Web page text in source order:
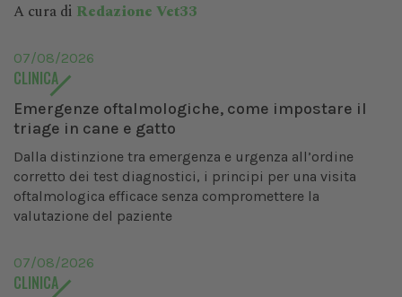
A cura di Redazione Vet33
07/08/2026
CLINICA
Emergenze oftalmologiche, come impostare il
triage in cane e gatto
Dalla distinzione tra emergenza e urgenza all’ordine
corretto dei test diagnostici, i principi per una visita
oftalmologica efficace senza compromettere la
valutazione del paziente
07/08/2026
CLINICA